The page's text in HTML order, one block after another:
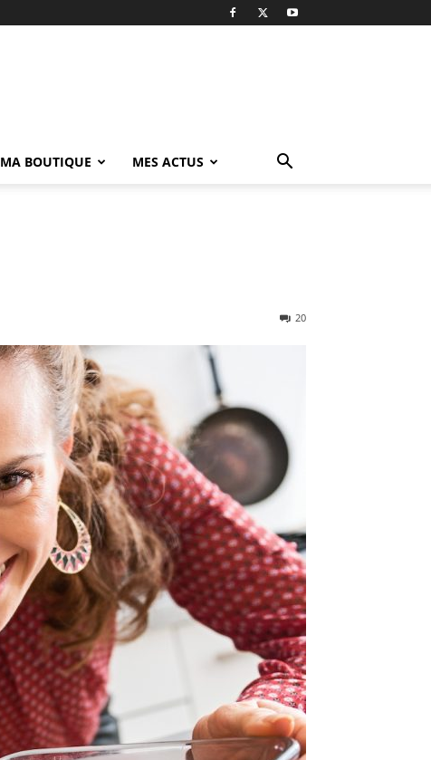
MA BOUTIQUE MES ACTUS
20